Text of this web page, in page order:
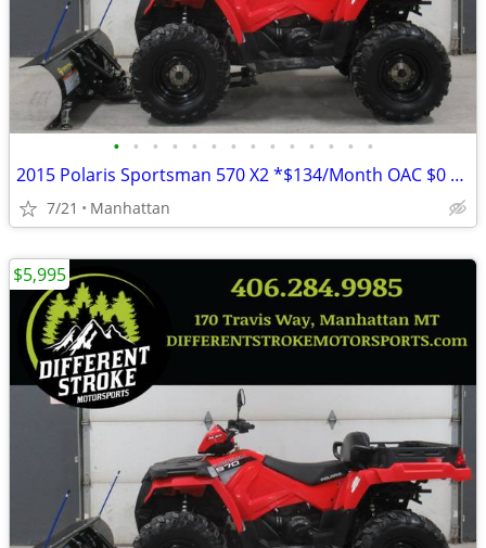
• • • • • • • • • • • • • •
2015 Polaris Sportsman 570 X2 *$134/Month OAC $0 Down* *Dump Box*
7/21 Manhattan
$5,995